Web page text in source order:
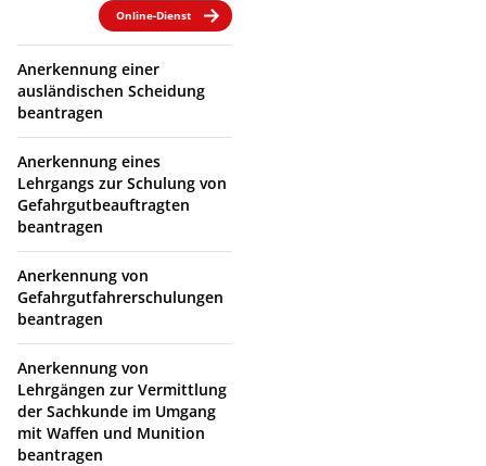
Online-Dienst
Anerkennung einer
ausländischen Scheidung
beantragen
Anerkennung eines
Lehrgangs zur Schulung von
Gefahrgutbeauftragten
beantragen
Anerkennung von
Gefahrgutfahrerschulungen
beantragen
Anerkennung von
Lehrgängen zur Vermittlung
der Sachkunde im Umgang
mit Waffen und Munition
beantragen